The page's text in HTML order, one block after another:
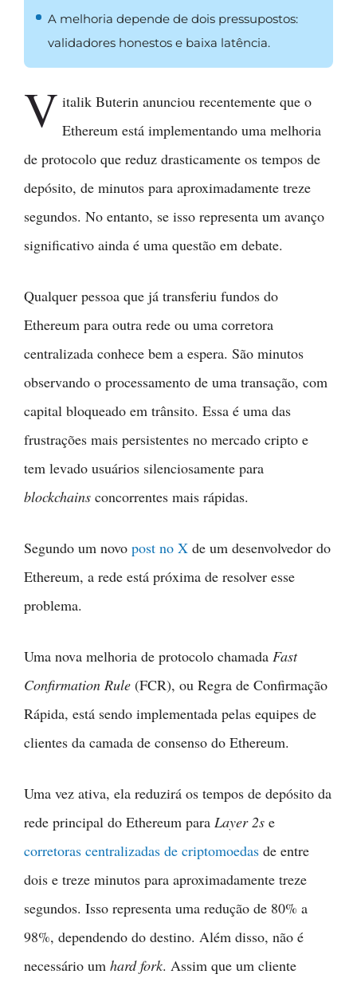
A melhoria depende de dois pressupostos:
validadores honestos e baixa latência.
V italik Buterin anunciou recentemente que o
Ethereum está implementando uma melhoria
de protocolo que reduz drasticamente os tempos de
depósito, de minutos para aproximadamente treze
segundos. No entanto, se isso representa um avanço
significativo ainda é uma questão em debate.
Qualquer pessoa que já transferiu fundos do
Ethereum para outra rede ou uma corretora
centralizada conhece bem a espera. São minutos
observando o processamento de uma transação, com
capital bloqueado em trânsito. Essa é uma das
frustrações mais persistentes no mercado cripto e
tem levado usuários silenciosamente para
blockchains concorrentes mais rápidas.
Segundo um novo post no X de um desenvolvedor do
Ethereum, a rede está próxima de resolver esse
problema.
Uma nova melhoria de protocolo chamada Fast
Confirmation Rule (FCR), ou Regra de Confirmação
Rápida, está sendo implementada pelas equipes de
clientes da camada de consenso do Ethereum.
Uma vez ativa, ela reduzirá os tempos de depósito da
rede principal do Ethereum para Layer 2s e
corretoras centralizadas de criptomoedas de entre
dois e treze minutos para aproximadamente treze
segundos. Isso representa uma redução de 80% a
98%, dependendo do destino. Além disso, não é
necessário um hard fork. Assim que um cliente